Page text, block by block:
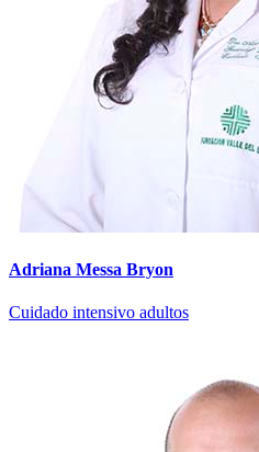
Adriana Messa Bryon
Cuidado intensivo adultos